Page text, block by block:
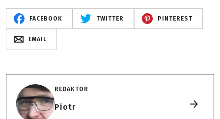
FACEBOOK TWITTER PINTEREST
EMAIL
REDAKTOR
Piotr